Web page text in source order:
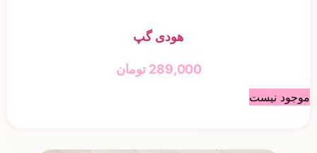
هودی گپ
289,000 تومان
موجود نیست